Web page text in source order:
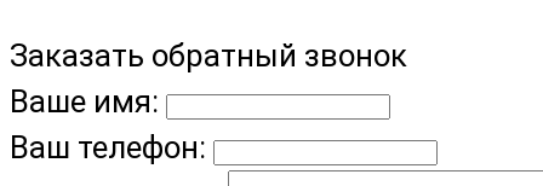
Заказать обратный звонок
Ваше имя:
Ваш телефон: